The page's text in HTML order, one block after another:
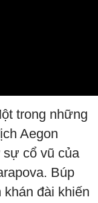
trong những
Aegon
sự cổ vũ của
Búp
đài khiến